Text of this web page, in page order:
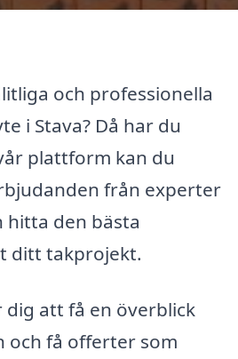
och professionella
i Stava? Då har du
plattform kan du
från experter
hitta den bästa
ditt takprojekt.
att få en överblick
och få offerter som